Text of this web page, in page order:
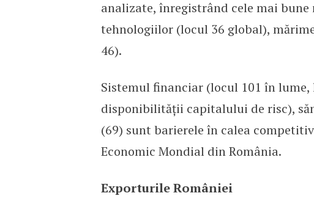
analizate, înregistrând cele mai
tehnologiilor (locul 36 global),
46).
Sistemul financiar (locul 101 în
disponibilității capitalului de risc),
(69) sunt barierele în calea
Economic Mondial din România.
Exporturile României